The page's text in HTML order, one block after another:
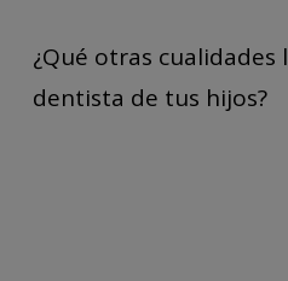
¿Qué otras cualidades
dentista de tus hijos?